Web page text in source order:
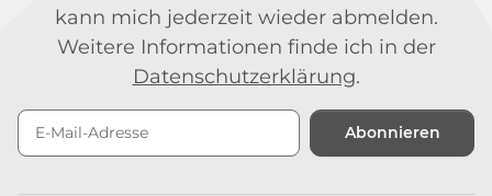
kann mich jederzeit wieder abmelden.
Weitere Informationen finde ich in der
Datenschutzerklärung.
Abonnieren